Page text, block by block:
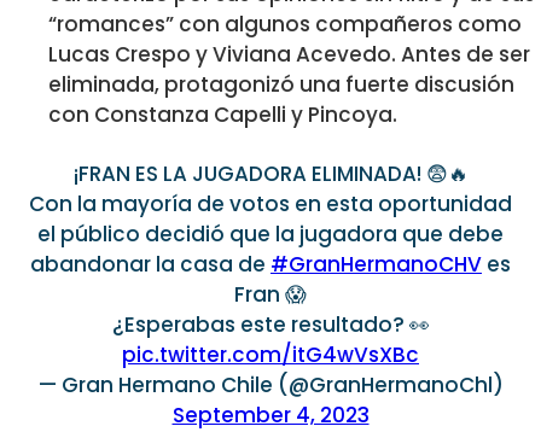
“romances” con algunos compañeros como
Lucas Crespo y Viviana Acevedo. Antes de ser
eliminada, protagonizó una fuerte discusión
con Constanza Capelli y Pincoya.
¡FRAN ES LA JUGADORA ELIMINADA! 😨🔥
Con la mayoría de votos en esta oportunidad
el público decidió que la jugadora que debe
abandonar la casa de #GranHermanoCHV es
Fran 😱
¿Esperabas este resultado? 👀
pic.twitter.com/itG4wVsXBc
— Gran Hermano Chile (@GranHermanoChl)
September 4, 2023